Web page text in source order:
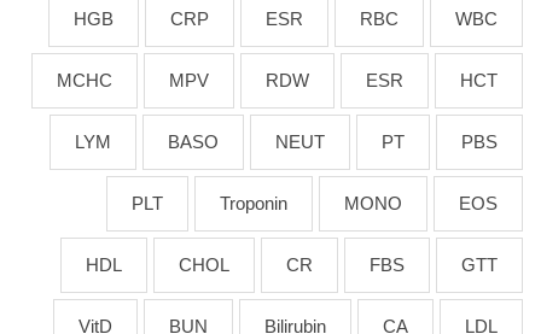
WBC
RBC
ESR
CRP
HGB
HCT
ESR
RDW
MPV
MCHC
PBS
PT
NEUT
BASO
LYM
EOS
MONO
Troponin
PLT
GTT
FBS
CR
CHOL
HDL